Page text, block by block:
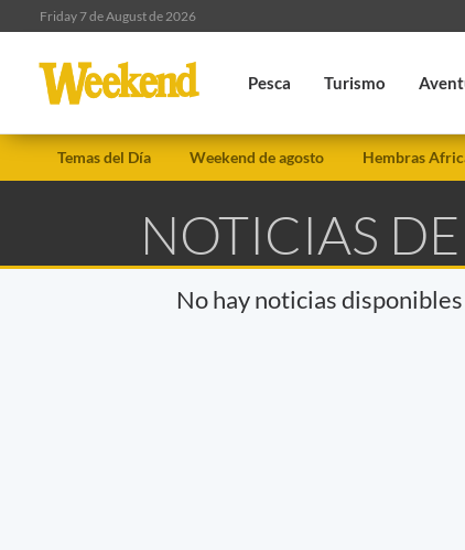
Friday 7 de August de 2026
Pesca Turismo
Temas del Día Weekend de agosto Hembras
NOTICIAS
No hay noticias